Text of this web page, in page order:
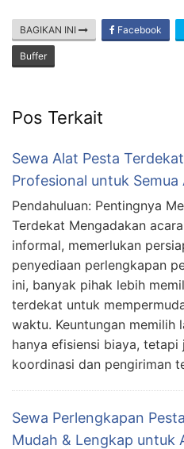
BAGIKAN INI Facebook
Buffer
Pos Terkait
Sewa Alat Pesta
Profesional untuk Semua
Pendahuluan: Pentingnya
Terdekat Mengadakan
informal, memerlukan
penyediaan perlengkapan
ini, banyak pihak lebih
terdekat untuk
waktu. Keuntungan memilih
hanya efisiensi biaya, tetapi
koordinasi dan pengiriman
Sewa Perlengkapan
Mudah & Lengkap untuk